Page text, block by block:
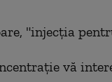
"injecția
vă